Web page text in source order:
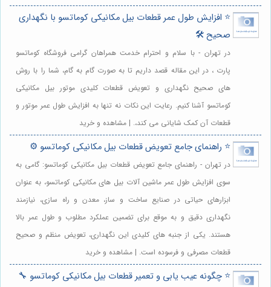
⭐️ افزایش طول عمر قطعات بیل مکانیکی کوماتسو با نگهداری
صحیح 🛠️
در تهران - با سلام و احترام خدمت همراهان گرامی فروشگاه کوماتسو
پارت ، در این مقاله قصد داریم تا به صورت گام به گام، شما را با روش
های صحیح نگهداری و تعویض قطعات کلیدی موتور بیل مکانیکی
کوماتسو آشنا کنیم. رعایت این نکات نه تنها به افزایش طول عمر موتور و
قطعات آن کمک شایانی می کند،. | مشاهده و خرید
⭐️ راهنمای جامع تعویض قطعات بیل مکانیکی کوماتسو ⚙️
در تهران - راهنمای جامع تعویض قطعات بیل مکانیکی کوماتسو: گامی به
سوی افزایش طول عمر ماشین آلات بیل های مکانیکی کوماتسو، به عنوان
ابزارهای حیاتی در صنایع ساخت و ساز، معدن و راه سازی، نیازمند
نگهداری دقیق و به موقع برای تضمین عملکرد مطلوب و طول عمر بالا
هستند. یکی از جنبه های کلیدی این نگهداری، تعویض منظم و صحیح
قطعات مصرفی و فرسوده است. | مشاهده و خرید
⭐️ چگونه عیب یابی و تعمیر قطعات بیل مکانیکی کوماتسو 🔧